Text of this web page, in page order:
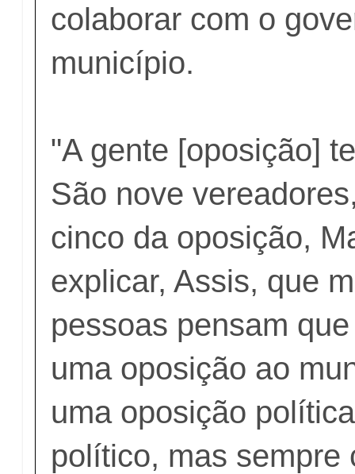
colaborar com o
município.
"A gente [oposição]
São nove
cinco da oposição,
explicar, Assis, que
pessoas pensam
uma oposição ao
uma oposição
político, mas sempre